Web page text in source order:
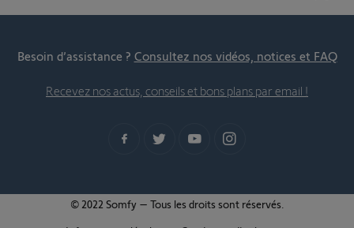
Besoin d’assistance ? Consultez nos vidéos, notices et FAQ
Recevez nos actus, conseils et bons plans par email !
© 2022 Somfy – Tous les droits sont réservés.